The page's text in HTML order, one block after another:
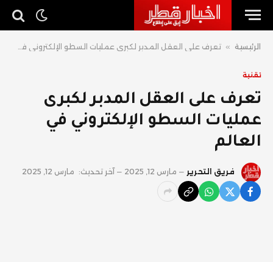
الرئيسية » تعرف على العقل المدبر لكبرى عمليات السطو الإلكتروني في العالم
تقنية
تعرف على العقل المدبر لكبرى
عمليات السطو الإلكتروني في
العالم
فريق التحرير مارس 12, 2025 آخر تحديث: مارس 12, 2025